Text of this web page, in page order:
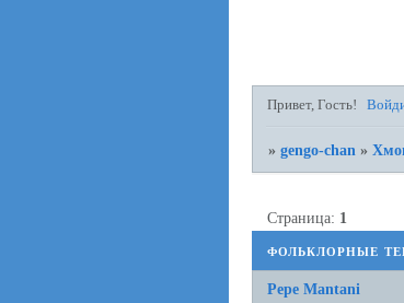
Привет, Гость!
»gengo-chan »
фольклорные
Страница: 1
Pepe Mantani